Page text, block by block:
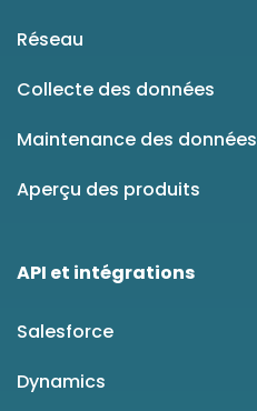
Réseau
Collecte des données
Maintenance des données
Aperçu des produits
API et intégrations
Salesforce
Dynamics